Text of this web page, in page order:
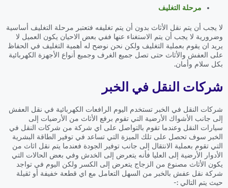
مرحلة التغليف
لا يجب أن يتم نقل الأثاث بدون أن يتم تغليفه فتعتبر مرحلة التغليف أساسية
وضرورية لا يجب أن يتم الاستغناء عنها ففي بعض الاحيان يكون العميل لا
يريد ان يقوم بعملية التغليف ولكن نحن نوضح له أهمية التغليف في الحفاظ
على العفش والأثاث حتى تصل جميع الغرف وجميع أنواع الأجهزة الكهربائية
بكل سلام وأمان.
شركات النقل في الخبر
شركات النقل في الخبر تستخدم اليوم الرافعات الكهربائية في نقل العفش
إلى جانب الأشواك الأرضية التي تقوم برفع الأثاث من الأرضيات إلى
سيارات النقل وعندما تقوم بالتواصل على اي شركة من شركات النقل في
الخبر سوف تحصل على تلك الميزة التي تساعد في توفير الطاقة البشرية
التي تقوم بعملية الانتقال إلى جانب توفير الجودة فعندما يتم نقل اثاث من
الأدوار الأرضية إلى العليا فأنه يتعرض إلى الخدش وفي بعض الحالات التي
يكون الأثاث مصنوع من الزجاج يتعرض إلى الكسر ولكن اليوم في تواجد
شركة نقل عفش بالخبر من السهل التعامل مع اي قطعة خفيفة أو ثقيلة
حيث يتم التالي :-